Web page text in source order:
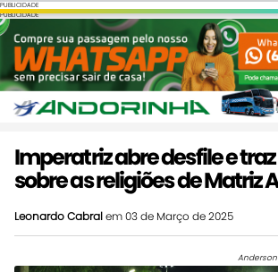
PUBLICIDADE
PUBLICIDADE
Imperatriz abre desfile e
sobre as religiões de Matriz
Leonardo Cabralem 03 de Março de 2025